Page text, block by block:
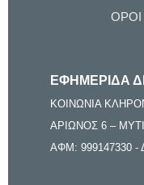
ΕΦΗΜΕΡΙΔΑ
ΚΟΙΝΩΝΙΑ
ΑΡΙΩΝΟΣ 6 –
ΑΦΜ: 999147330